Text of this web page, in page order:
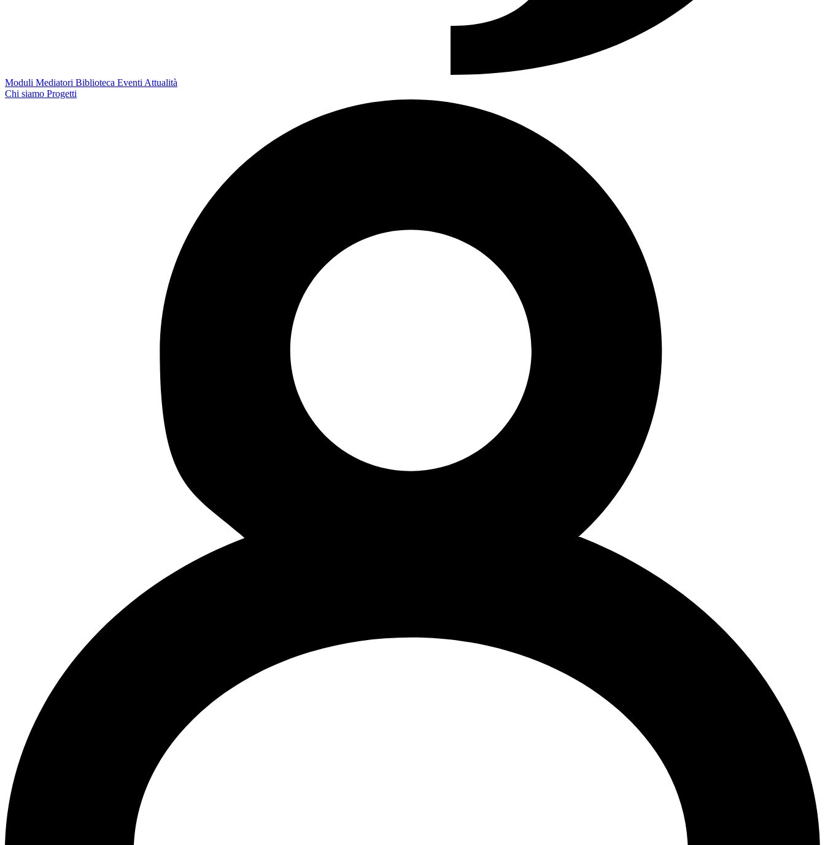
Moduli Mediatori Biblioteca Eventi Attualità
Chi siamo Progetti